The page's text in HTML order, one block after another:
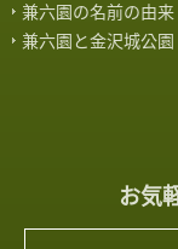
兼六園の名前の由来
兼六園と金沢城公園
お気